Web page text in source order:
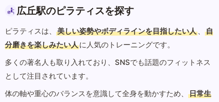
広丘駅のピラティスを探す
ピラティスは、 美しい姿勢やボディラインを目指したい人 、
自
分磨きを楽しみたい人に人気のトレーニングです。
多くの著名人も取り入れており、SNSでも話題のフィットネス
として注目されています。
体の軸や重心のバランスを意識して全身を動かすため、
日常生